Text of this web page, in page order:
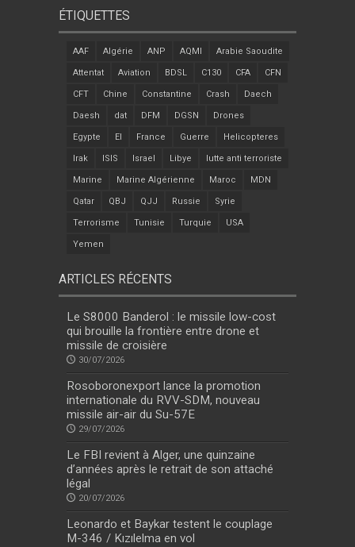
ÉTIQUETTES
AAF Algérie ANP AQMI Arabie Saoudite
Attentat Aviation BDSL C130 CFA CFN
CFT Chine Constantine Crash Daech
Daesh dat DFM DGSN Drones
Egypte EI France Guerre Helicopteres
Irak ISIS Israel Libye lutte anti terroriste
Marine Marine Algérienne Maroc MDN
Qatar QBJ QJJ Russie Syrie
Terrorisme Tunisie Turquie USA
Yemen
ARTICLES RÉCENTS
Le S8000 Banderol : le missile low-cost
qui brouille la frontière entre drone et
missile de croisière
30/07/2026
Rosoboronexport lance la promotion
internationale du RVV-SDM, nouveau
missile air-air du Su-57E
29/07/2026
Le FBI revient à Alger, une quinzaine
d’années après le retrait de son attaché
légal
20/07/2026
Leonardo et Baykar testent le couplage
M-346 / Kızılelma en vol